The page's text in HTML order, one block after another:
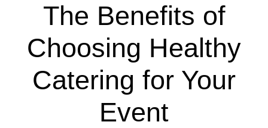
The Benefits of
Choosing Healthy
Catering for Your
Event